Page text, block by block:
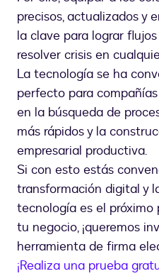
precisos, actualizados y
la clave para lograr
resolver crisis en
La tecnología se ha
perfecto para
en la búsqueda de
más rápidos y la
empresarial productiva.
Si con esto estás
transformación digital y
tecnología es el
tu negocio, ¡queremos
herramienta de firma
¡Realiza una prueba